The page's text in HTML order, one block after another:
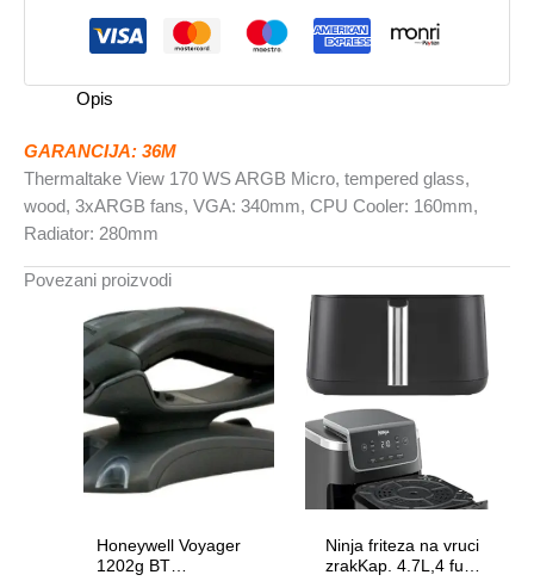
3xARGBVGA:
340mm,
Cooler:
160mm
količina
Opis
GARANCIJA: 36M
Thermaltake View 170 WS ARGB Micro, tempered glass,
wood, 3xARGB fans, VGA: 340mm, CPU Cooler: 160mm,
Radiator: 280mm
Povezani proizvodi
Honeywell Voyager
1202g BT
Ninja friteza na vruci
zrakKap. 4.7L,4 funk.